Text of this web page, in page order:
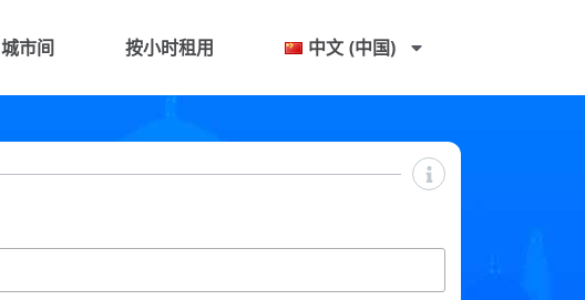
城市间 按小时租用 中文 (中国)